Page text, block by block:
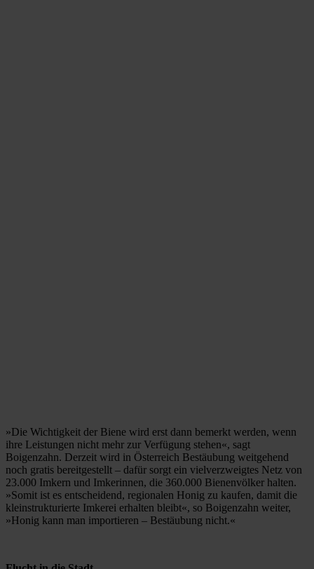
»Die Wichtigkeit der Biene wird erst dann bemerkt werden, wenn
ihre Leistungen nicht mehr zur Verfügung stehen«, sagt
Boigenzahn. Derzeit wird in Österreich Bestäubung weitgehend
noch gratis bereitgestellt – dafür sorgt ein vielverzweigtes Netz von
23.000 Imkern und Imkerinnen, die 360.000 Bienenvölker halten.
»Somit ist es entscheidend, regionalen Honig zu kaufen, damit die
kleinstrukturierte Imkerei erhalten bleibt«, so Boigenzahn weiter,
»Honig kann man importieren – Bestäubung nicht.«